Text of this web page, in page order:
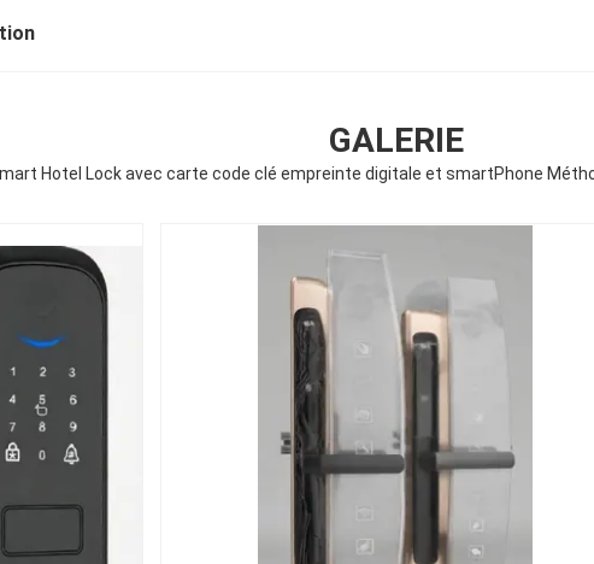
GALERIE
Hotel Lock avec carte code clé empreinte digitale et smartPhone